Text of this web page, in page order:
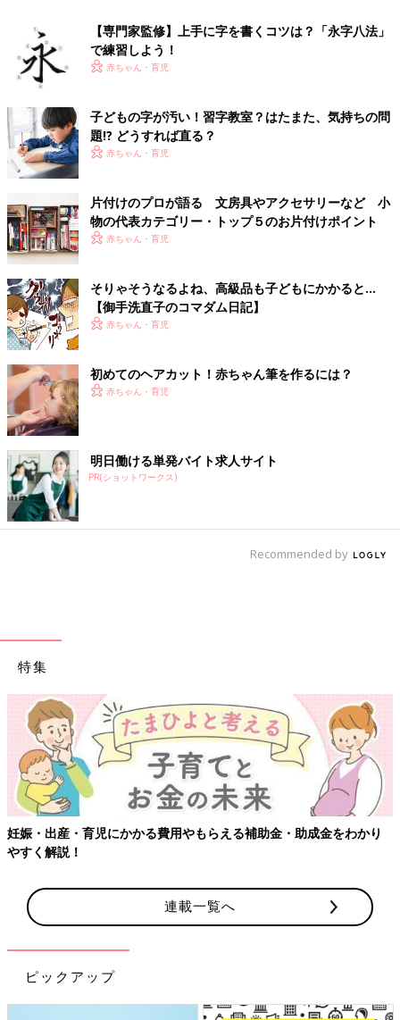
【専門家監修】上手に字を書くコツは？「永字八法」
で練習しよう！
赤ちゃん・育児
子どもの字が汚い！習字教室？はたまた、気持ちの問
題!? どうすれば直る？
赤ちゃん・育児
片付けのプロが語る 文房具やアクセサリーなど 小
物の代表カテゴリー・トップ５のお片付けポイント
赤ちゃん・育児
そりゃそうなるよね、高級品も子どもにかかると…
【御手洗直子のコマダム日記】
赤ちゃん・育児
初めてのヘアカット！赤ちゃん筆を作るには？
赤ちゃん・育児
明日働ける単発バイト求人サイト
PR(ショットワークス)
Recommended by
特集
妊娠・出産・育児にかかる費用やもらえる補助金・助成金をわかり
やすく解説！
連載一覧へ
ピックアップ